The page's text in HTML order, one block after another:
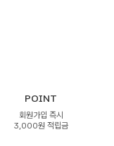
POINT
회원가입 즉시
3,000원 적립금